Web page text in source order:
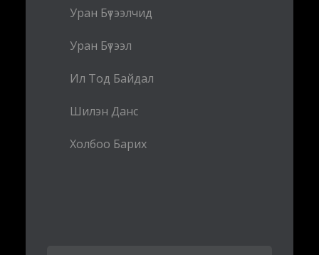
Уран Бүтээлчид
Уран Бүтээл
Ил Тод Байдал
Шилэн Данс
Холбоо Барих